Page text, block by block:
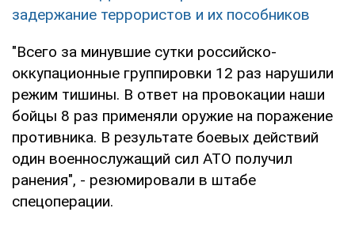
задержание террористов и их пособников
"Всего за минувшие сутки российско-
оккупационные группировки 12 раз нарушили
режим тишины. В ответ на провокации наши
бойцы 8 раз применяли оружие на поражение
противника. В результате боевых действий
один военнослужащий сил АТО получил
ранения", - резюмировали в штабе
спецоперации.